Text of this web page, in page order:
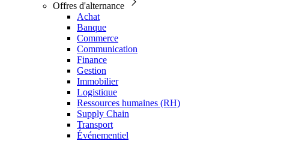
Offres d'alternance
Achat
Banque
Commerce
Communication
Finance
Gestion
Immobilier
Logistique
Ressources humaines (RH)
Supply Chain
Transport
Événementiel